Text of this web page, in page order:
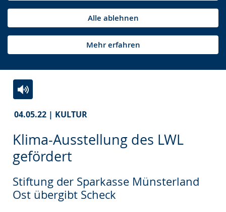
Alle ablehnen
Mehr erfahren
04.05.22 | KULTUR
Klima-Ausstellung des LWL
gefördert
Stiftung der Sparkasse Münsterland
Ost übergibt Scheck
Leichten
Sprache
wechseln.
Audio-
Unterstützung.
Video
in
Deutscher
Gebärdensprache
wird
angezeigt.